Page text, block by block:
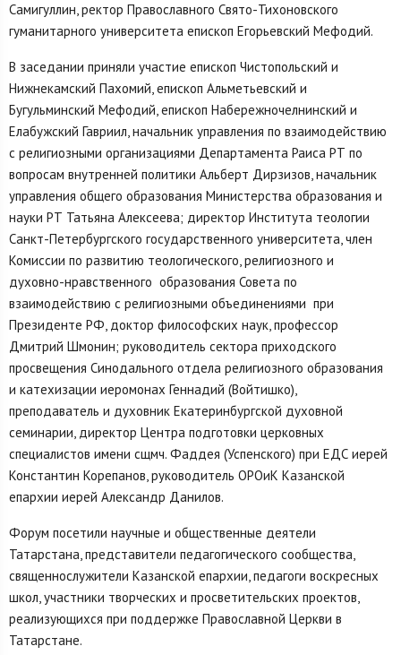
Самигуллин, ректор Православного Свято-Тихоновского
гуманитарного университета епископ Егорьевский Мефодий.
В заседании приняли участие епископ Чистопольский и
Нижнекамский Пахомий, епископ Альметьевский и
Бугульминский Мефодий, епископ Набережночелнинский и
Елабужский Гавриил, начальник управления по взаимодействию
с религиозными организациями Департамента Раиса РТ по
вопросам внутренней политики Альберт Дирзизов, начальник
управления общего образования Министерства образования и
науки РТ Татьяна Алексеева; директор Института теологии
Санкт-Петербургского государственного университета, член
Комиссии по развитию теологического, религиозного и
духовно-нравственного образования Совета по
взаимодействию с религиозными объединениями при
Президенте РФ, доктор философских наук, профессор
Дмитрий Шмонин; руководитель сектора приходского
просвещения Синодального отдела религиозного образования
и катехизации иеромонах Геннадий (Войтишко),
преподаватель и духовник Екатеринбургской духовной
семинарии, директор Центра подготовки церковных
специалистов имени сщмч. Фаддея (Успенского) при ЕДС иерей
Константин Корепанов, руководитель ОРОиК Казанской
епархии иерей Александр Данилов.
Форум посетили научные и общественные деятели
Татарстана, представители педагогического сообщества,
священнослужители Казанской епархии, педагоги воскресных
школ, участники творческих и просветительских проектов,
реализующихся при поддержке Православной Церкви в
Татарстане.